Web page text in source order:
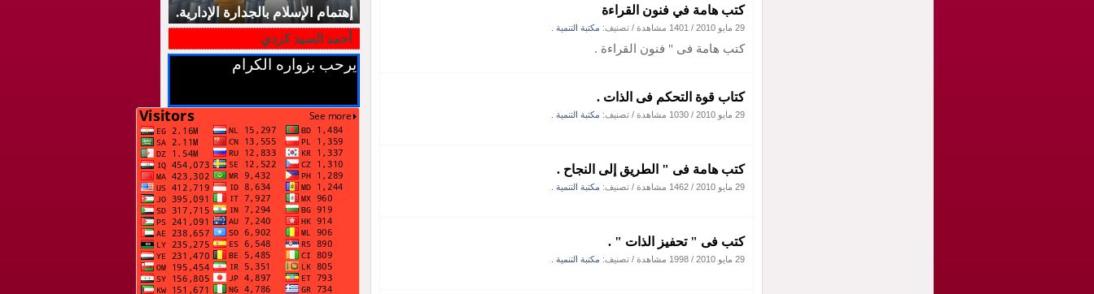
كتب هامة في فنون القراءة
29 مايو 2010 / 1401 مشاهدة / تصنيف: مكتبة التنمية .
كتب هامة فى " فنون القراءة .
كتاب قوة التحكم فى الذات .
29 مايو 2010 / 1030 مشاهدة / تصنيف: مكتبة التنمية .
كتب هامة فى " الطريق إلى النجاح .
29 مايو 2010 / 1462 مشاهدة / تصنيف: مكتبة التنمية .
كتب فى " تحفيز الذات " .
29 مايو 2010 / 1998 مشاهدة / تصنيف: مكتبة التنمية .
إهتمام الإسلام بالجدارة الإدارية.
أحمد السيد كردي
موقع أحمد السيد كردي يرحب بزواره الكرام